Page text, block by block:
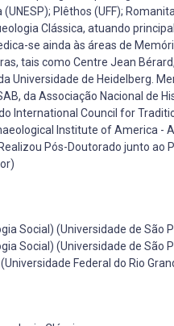
Plêthos (UFF);
Clássica, atuando
se ainda às áreas de
tais como Centre Jean
Universidade de Heidelberg.
da Associação Nacional de
International Council for
Institute of America -
Pós-Doutorado junto ao
Social) (Universidade de São
Social) (Universidade de São
Federal do Rio